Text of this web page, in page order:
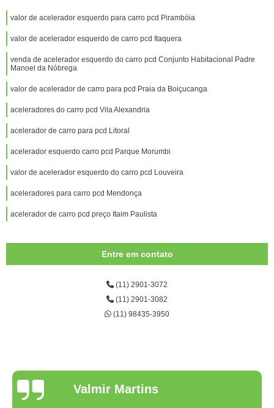
valor de acelerador esquerdo para carro pcd Pirambóia
valor de acelerador esquerdo de carro pcd Itaquera
venda de acelerador esquerdo do carro pcd Conjunto Habitacional Padre
Manoel da Nóbrega
valor de acelerador de carro para pcd Praia da Boiçucanga
aceleradores do carro pcd Vila Alexandria
acelerador de carro para pcd Litoral
acelerador esquerdo carro pcd Parque Morumbi
valor de acelerador esquerdo do carro pcd Louveira
aceleradores para carro pcd Mendonça
acelerador de carro pcd preço Itaim Paulista
Entre em contato
(11) 2901-3072
(11) 2901-3082
(11) 98435-3950
Valmir Martins